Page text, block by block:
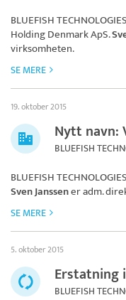
BLUEFISH
Holding Denmark ApS.
virksomheten.
SE MERE
19. oktober 2015
Nytt navn:
BLUEFISH
BLUEFISH
Sven Janssener adm.
SE MERE
5. oktober 2015
Erstatning
BLUEFISH